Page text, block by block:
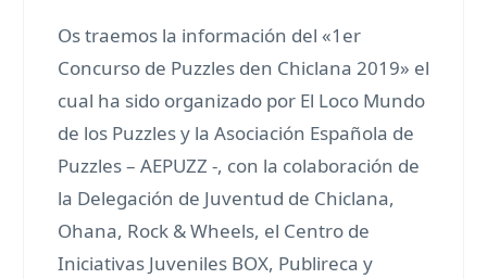
Os traemos la información del «1er
Concurso de Puzzles den Chiclana 2019» el
cual ha sido organizado por El Loco Mundo
de los Puzzles y la Asociación Española de
Puzzles – AEPUZZ -, con la colaboración de
la Delegación de Juventud de Chiclana,
Ohana, Rock & Wheels, el Centro de
Iniciativas Juveniles BOX, Publireca y